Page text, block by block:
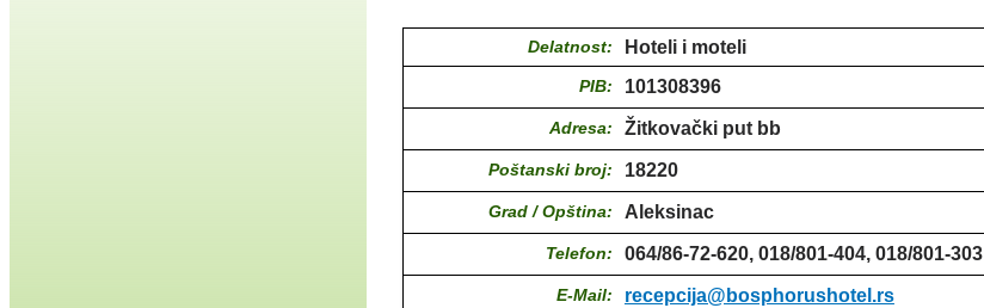
Delatnost: Hoteli i moteli
PIB: 101308396
Adresa: Žitkovački put bb
Poštanski broj: 18220
Grad / Opština: Aleksinac
Telefon: 064/86-72-620, 018/801-404, 018/801-303
E-Mail: recepcija@bosphorushotel.rs